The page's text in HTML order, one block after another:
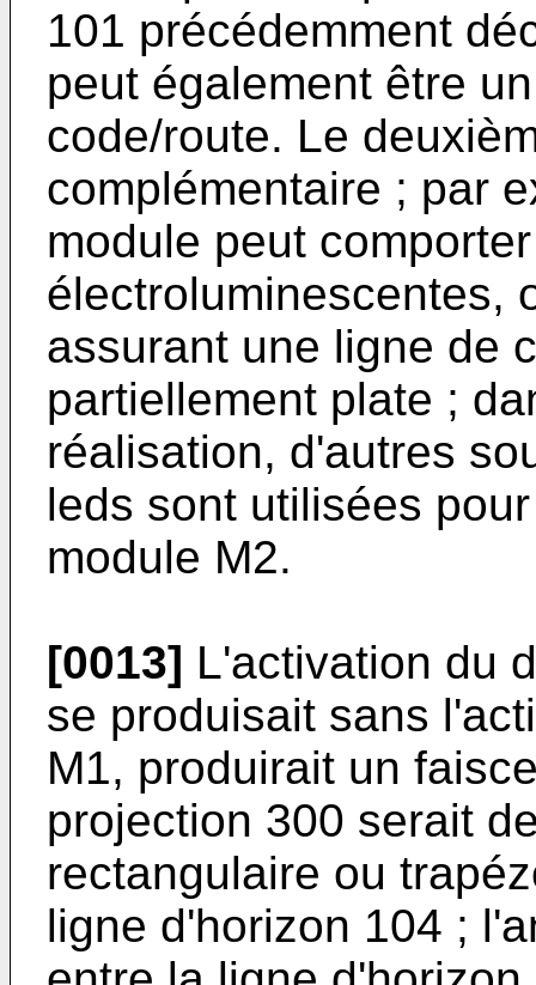
101 précédemment
peut également être
code/route. Le
complémentaire ; par
module peut
électroluminescentes,
assurant une ligne de
partiellement plate ;
réalisation, d'autres
leds sont utilisées
module M2.
[0013] L'activation du
se produisait sans
M1, produirait un
projection 300 serait
rectangulaire ou
ligne d'horizon 104 ;